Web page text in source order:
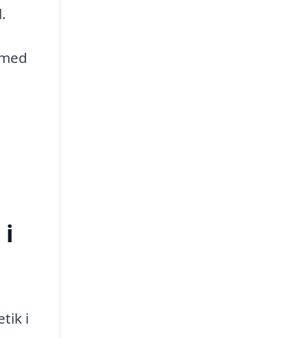
i
i